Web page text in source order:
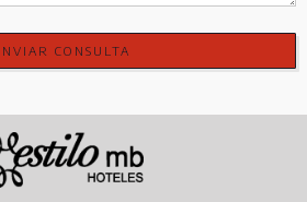
CONSULTA